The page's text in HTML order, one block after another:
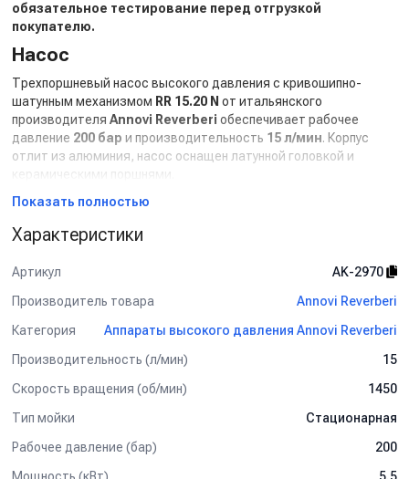
обязательное тестирование перед отгрузкой
покупателю.
Насос
Трехпоршневый насос высокого давления с кривошипно-
шатунным механизмом RR 15.20 N от итальянского
производителя Annovi Reverberi обеспечивает рабочее
давление 200 бар и производительность 15 л/мин. Корпус
отлит из алюминия, насос оснащен латунной головкой и
Двигатель
Трехфазный электродвигатель мощностью
китайского производителя
вала1450 об/мин
обеспечивает стабильную и надежную
алюминия. Двигатель оснащен встроенной системой
термозащиты.
Система управления
Total Stop): при отпускании курка пистолета двигатель
автоматически отключается по истечении 30 секунд. Это
избежать поломок, вызванных избыточным давлением внутри
Показать полностью
Характеристики
Артикул
AK-2970
Производитель товара
Annovi Reverberi
Категория
Аппараты высокого давления Annovi Reverberi
Производительность (л/мин)
15
Скорость вращения (об/мин)
1450
Тип мойки
Стационарная
Рабочее давление (бар)
200
Мощность (кВт)